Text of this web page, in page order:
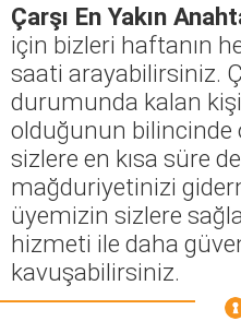
Çarşı En Yakın
için bizleri haftanın
saati arayabilirsiniz.
durumunda kalan
olduğunun
sizlere en kısa süre
mağduriyetinizi
üyemizin sizlere
hizmeti ile daha
kavuşabilirsiniz.